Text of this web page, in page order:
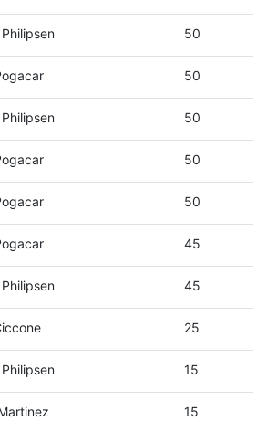
50
50
50
50
50
45
45
25
15
15